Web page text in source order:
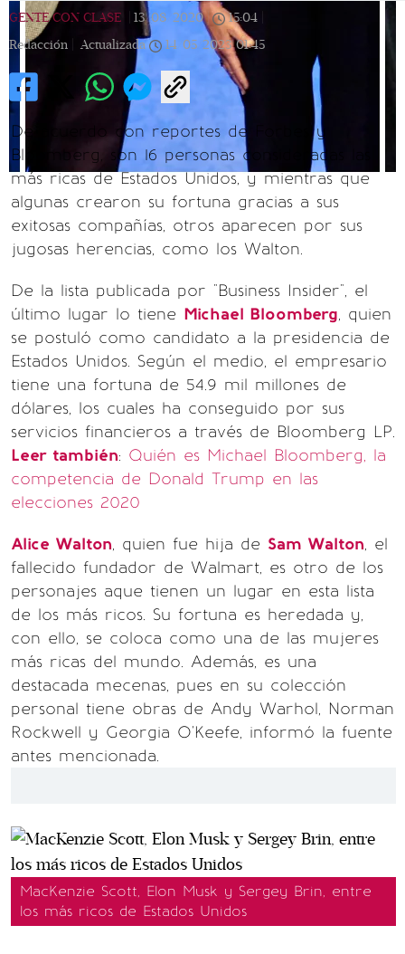
GENTE CON CLASE 13/08/2020 | 15:04
Redacción |
Actualizada 14/05/2023 01:45
De acuerdo con reportes de Forbes y
Bloomberg, son 16 personas consideradas las
más ricas de Estados Unidos, y mientras que
algunas crearon su fortuna gracias a sus
exitosas compañías, otros aparecen por sus
jugosas herencias, como los Walton.
De la lista publicada por "Business Insider", el
último lugar lo tiene Michael Bloomberg, quien
se postuló como candidato a la presidencia de
Estados Unidos. Según el medio, el empresario
tiene una fortuna de 54.9 mil millones de
dólares, los cuales ha conseguido por sus
servicios financieros a través de Bloomberg LP.
Leer también: Quién es Michael Bloomberg, la
competencia de Donald Trump en las
elecciones 2020
Alice Walton, quien fue hija de Sam Walton, el
fallecido fundador de Walmart, es otro de los
personajes aque tienen un lugar en esta lista
de los más ricos. Su fortuna es heredada y,
con ello, se coloca como una de las mujeres
más ricas del mundo. Además, es una
destacada mecenas, pues en su colección
personal tiene obras de Andy Warhol, Norman
Rockwell y Georgia O'Keefe, informó la fuente
antes mencionada.
MacKenzie Scott, Elon Musk y Sergey Brin, entre
los más ricos de Estados Unidos